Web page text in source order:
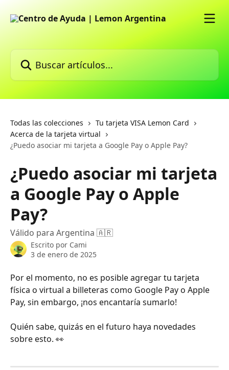
Todas las colecciones
Tu tarjeta VISA Lemon Card
Acerca de la tarjeta virtual
¿Puedo asociar mi tarjeta a Google Pay o Apple Pay?
¿Puedo asociar mi tarjeta
a Google Pay o Apple
Pay?
Válido para Argentina 🇦🇷
Escrito por Cami
3 de enero de 2025
Por el momento, no es posible agregar tu tarjeta
física o virtual a billeteras como Google Pay o Apple
Pay, sin embargo, ¡nos encantaría sumarlo!
Quién sabe, quizás en el futuro haya novedades
sobre esto. 👀